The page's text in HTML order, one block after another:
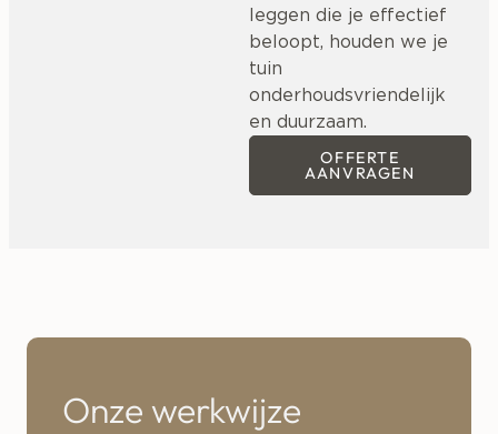
leggen die je effectief
beloopt, houden we je
tuin
onderhoudsvriendelijk
en duurzaam.
OFFERTE
AANVRAGEN
Onze werkwijze